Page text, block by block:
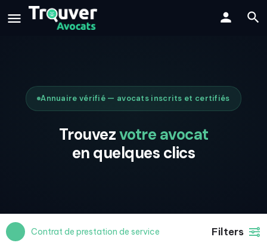
Annuaire vérifié — avocats inscrits et certifiés
Trouvezvotre avocat
en quelques clics
Contrat de prestation de service Filters